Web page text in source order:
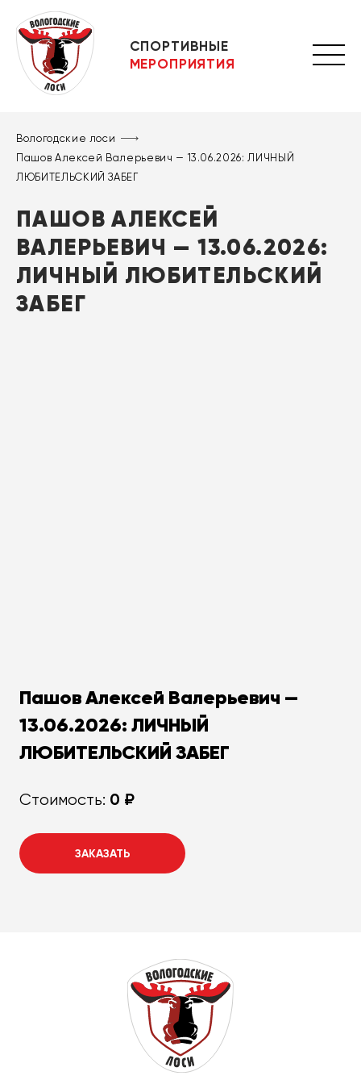
СПОРТИВНЫЕ
МЕРОПРИЯТИЯ
Вологодские лоси
Пашов Алексей Валерьевич — 13.06.2026: ЛИЧНЫЙ
ЛЮБИТЕЛЬСКИЙ ЗАБЕГ
ПАШОВ АЛЕКСЕЙ
ВАЛЕРЬЕВИЧ — 13.06.2026:
ЛИЧНЫЙ ЛЮБИТЕЛЬСКИЙ
ЗАБЕГ
Пашов Алексей Валерьевич —
13.06.2026: ЛИЧНЫЙ
ЛЮБИТЕЛЬСКИЙ ЗАБЕГ
Стоимость: 0 ₽
ЗАКАЗАТЬ